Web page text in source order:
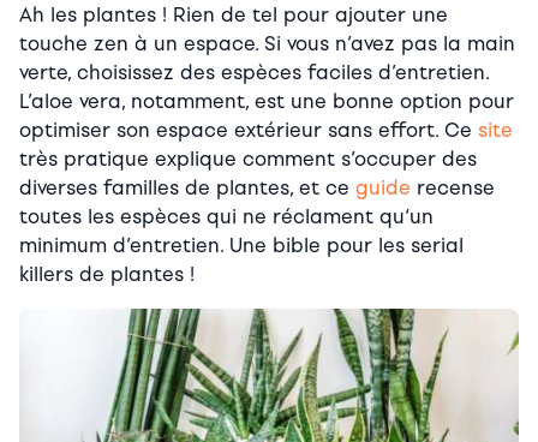
Ah les plantes ! Rien de tel pour ajouter une
touche zen à un espace. Si vous n’avez pas la main
verte, choisissez des espèces faciles d’entretien.
L’aloe vera, notamment, est une bonne option pour
optimiser son espace extérieur sans effort. Ce site
très pratique explique comment s’occuper des
diverses familles de plantes, et ce guide recense
toutes les espèces qui ne réclament qu‘un
minimum d’entretien. Une bible pour les serial
killers de plantes !